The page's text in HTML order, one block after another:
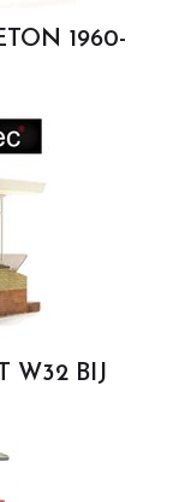
1960-
| 1:87
W32 BIJ
(BOUWKIT)